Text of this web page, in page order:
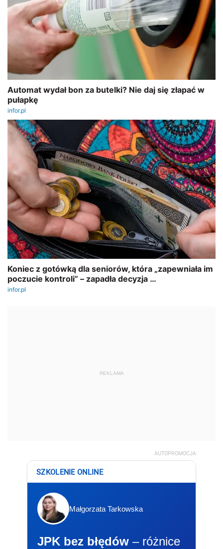
REKLAMA
AUTOPROMOCJA
SZKOLENIE ONLINE
Małgorzata Tarkowska
JPK bez błędów – różnice